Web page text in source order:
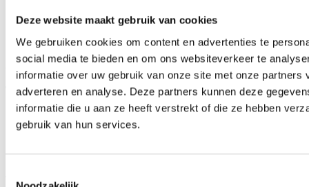
Deze website maakt gebruik van cookies
We gebruiken cookies om content en advertenties te
social media te bieden en om ons websiteverkeer te
informatie over uw gebruik van onze site met onze partners
adverteren en analyse. Deze partners kunnen deze
informatie die u aan ze heeft verstrekt of die ze hebben
gebruik van hun services.
Heeft een statische website ook onderhoud
Minder, maar niet nul. Hosting, domein, SSL en de af
compatibility-check blijven nodig. Reken op €100-
€600-€2.000 voor een dynamische site.
Is hosting hetzelfde als onderhoud?